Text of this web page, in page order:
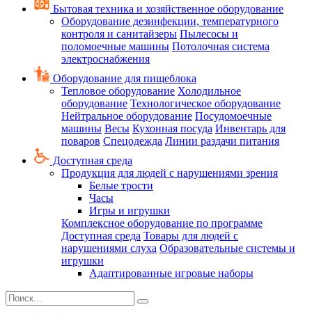
Бытовая техника и хозяйственное оборудование
Оборудование дезинфекции, температурного
контроля и санитайзеры Пылесосы и
поломоечные машины Потолочная система
электроснабжения
Оборудование для пищеблока
Тепловое оборудование Холодильное
оборудование Технологическое оборудование
Нейтральное оборудование Посудомоечные
машины Весы Кухонная посуда Инвентарь для
поваров Спецодежда Линии раздачи питания
Доступная среда
Продукция для людей с нарушениями зрения
Белые трости
Часы
Игры и игрушки
Комплексное оборудование по программе
Доступная среда Товары для людей с
нарушениями слуха Образовательные системы и
игрушки
Адаптированные игровые наборы